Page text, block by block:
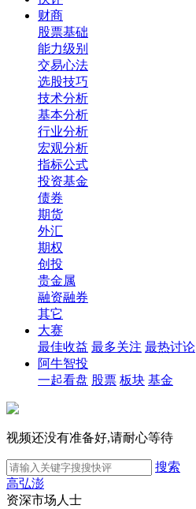
财商
股票基础
能力级别
交易心法
选股技巧
技术分析
基本分析
行业分析
宏观分析
指标公式
投资基金
债券
期货
外汇
期权
创投
贵金属
融资融券
其它
大赛
最佳收益 最多关注 最热讨论
阿牛智投
一起看盘 股票 板块 基金
视频还没有准备好,请耐心等待
搜索
高弘澎
资深市场人士